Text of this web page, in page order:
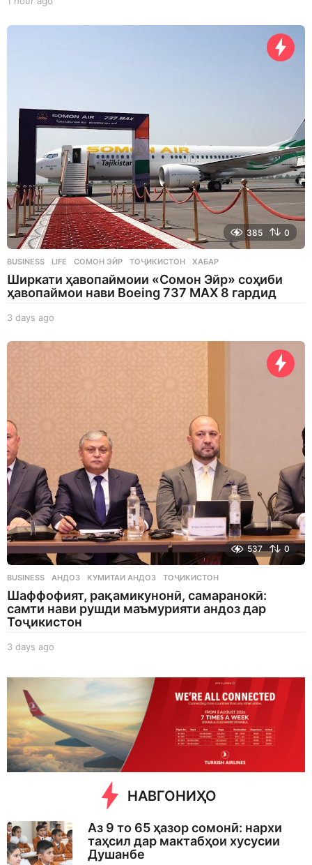
o
385 0
BUSINESS ,LIFE СОМОН ЭЙР ,ТОҶИКИСТОН ,ХАБАР
Ширкати ҳавопаймоии «Сомон Эйр» соҳиби
ҳавопаймои нави Boeing 737 MAX 8 гардид
3 days ago
a
537 0
BUSINESS АНДОЗ ,КУМИТАИ АНДОЗ ,ТОҶИКИСТОН
Шаффофият, рақамикунонӣ, самаранокӣ:
самти нави рушди маъмурияти андоз дар
Тоҷикистон
3 days ago
g
o
НАВГОНИҲО
Аз 9 то 65 ҳазор сомонӣ: нархи
таҳсил дар мактабҳои хусусии
Душанбе